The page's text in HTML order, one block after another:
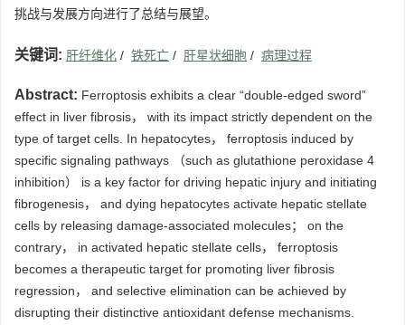
挑战与发展方向进行了总结与展望。
关键词: 肝纤维化 / 铁死亡 / 肝星状细胞 / 病理过程
Abstract: Ferroptosis exhibits a clear “double-edged sword”
effect in liver fibrosis， with its impact strictly dependent on the
type of target cells. In hepatocytes， ferroptosis induced by
specific signaling pathways （such as glutathione peroxidase 4
inhibition） is a key factor for driving hepatic injury and initiating
fibrogenesis， and dying hepatocytes activate hepatic stellate
cells by releasing damage-associated molecules； on the
contrary， in activated hepatic stellate cells， ferroptosis
becomes a therapeutic target for promoting liver fibrosis
regression， and selective elimination can be achieved by
disrupting their distinctive antioxidant defense mechanisms.